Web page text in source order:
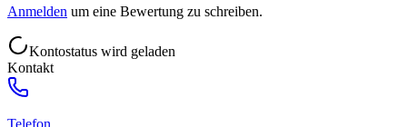
Anmelden um eine Bewertung zu schreiben.
Kontostatus wird geladen
Kontakt
Telefon